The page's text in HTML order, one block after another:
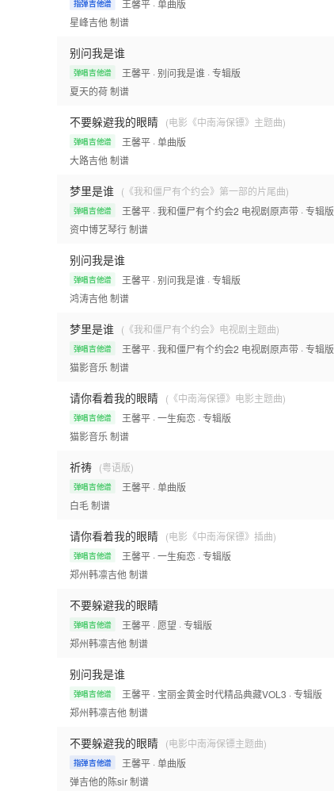
指弹吉他谱 王馨平 · 单曲版
星峰吉他制谱
别问我是谁
弹唱吉他谱 王馨平 · 别问我是谁 · 专辑版
夏天的荷制谱
不要躲避我的眼睛 (电影《中南海保镖》主题曲)
弹唱吉他谱 王馨平 · 单曲版
大路吉他制谱
梦里是谁 (《我和僵尸有个约会》第一部的片尾曲)
弹唱吉他谱 王馨平 · 我和僵尸有个约会2 电视剧原声带 · 专辑版
资中博艺琴行制谱
别问我是谁
弹唱吉他谱 王馨平 · 别问我是谁 · 专辑版
鸿涛吉他制谱
梦里是谁 (《我和僵尸有个约会》电视剧主题曲)
弹唱吉他谱 王馨平 · 我和僵尸有个约会2 电视剧原声带 · 专辑版
猫影音乐 制谱
请你看着我的眼睛 (《中南海保镖》电影主题曲)
弹唱吉他谱 王馨平 · 一生痴恋 · 专辑版
猫影音乐 制谱
祈祷 (粤语版)
弹唱吉他谱 王馨平 · 单曲版
白毛制谱
请你看着我的眼睛 (电影《中南海保镖》插曲)
弹唱吉他谱 王馨平 · 一生痴恋 · 专辑版
郑州韩凛吉他制谱
不要躲避我的眼睛
弹唱吉他谱 王馨平 · 愿望 · 专辑版
郑州韩凛吉他制谱
别问我是谁
弹唱吉他谱 王馨平 · 宝丽金黄金时代精品典藏VOL3 · 专辑版
郑州韩凛吉他制谱
不要躲避我的眼睛 (电影中南海保镖主题曲)
指弹吉他谱 王馨平 · 单曲版
弹吉他的陈sir制谱